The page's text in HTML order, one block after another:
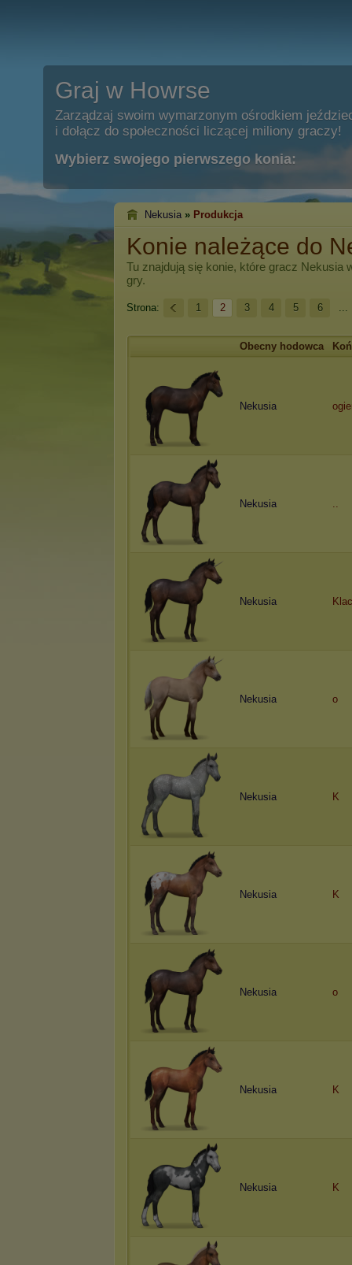
Graj w Howrse
Zarządzaj swoim wymarzonym ośrodkiem
i dołącz do społeczności liczącej miliony graczy!
Wybierz swojego pierwszego konia:
Nekusia » Produkcja
Konie należące do
Tu znajdują się konie, które gracz Nekusia
gry.
Strona: 1 2 3 4 5 6 ...
Obecny hodowca Koń
Nekusia
Nekusia ..
Nekusia
Nekusia o
Nekusia K
Nekusia K
Nekusia o
Nekusia K
Nekusia K